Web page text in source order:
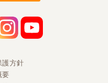
てて、尚且つこちらのほ
配送の手配までして頂き
した。ZP45Ⅼですが、発
通り整備して80万ぐらい
。この機種は、故障が少
りますが50万前後なら、
護方針
要